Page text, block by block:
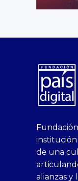
1xbet
canlı
casino
siteleri
bedava
siteleri
deneme
bonusu
Sikis
siteleri
bonusu
veren
siteler
casino
siteleri
1win
xslot
sahabet
bonusu
veren
siteler
deneme
bonusu
escort
casino
siteleri
bonusu
bahis
siteleri
Hot
Couple
xxx
homemade
porn
Giriş
bonusu
veren
siteler
deneme
bonusu
de una
alianzas y